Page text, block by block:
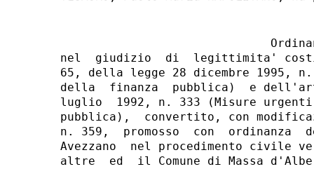
nel  giudizio  di  legittimita'
65, della legge 28 dicembre 1995,
della  finanza  pubblica)  e
luglio  1992, n. 333 (Misure
pubblica),  convertito, con
n. 359,  promosso  con  ordinanza
Avezzano  nel procedimento civile
altre  ed  il Comune di Massa